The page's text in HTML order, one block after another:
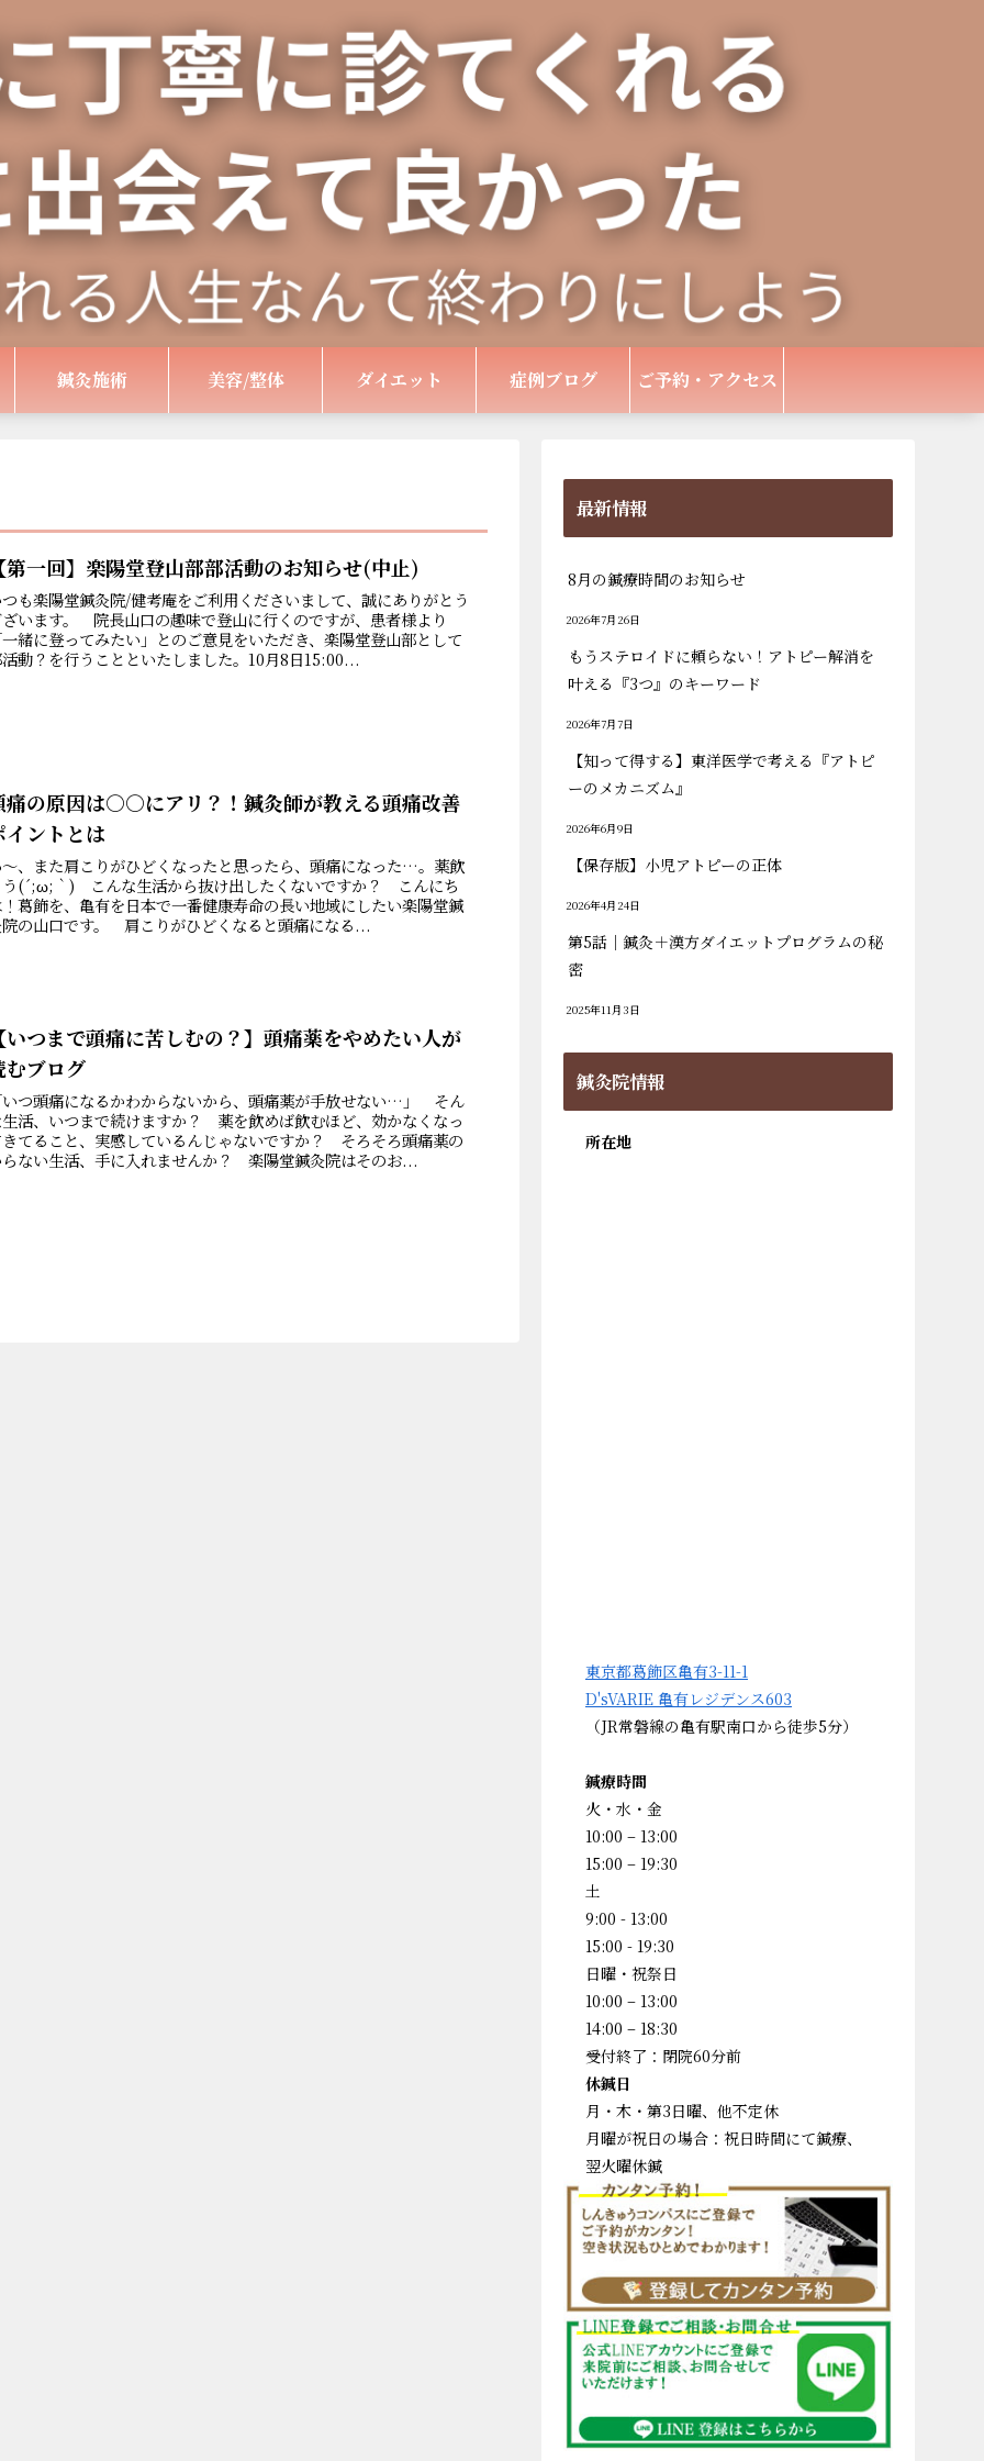
鍼灸施術 美容/整体 ダイエット 症例ブログ ご予約・アクセス
第一回】楽陽堂登山部部活動のお知らせ(中止)
も楽陽堂鍼灸院/健考庵をご利用くださいまして、誠にありがとう
います。 院長山口の趣味で登山に行くのですが、患者様より
緒に登ってみたい」とのご意見をいただき、楽陽堂登山部として
動？を行うことといたしました。10月8日15:00...
痛の原因は○○にアリ？！鍼灸師が教える頭痛改善
イントとは
、また肩こりがひどくなったと思ったら、頭痛になった…。薬飲
(´;ω;｀) こんな生活から抜け出したくないですか？ こんにち
葛飾を、亀有を日本で一番健康寿命の長い地域にしたい楽陽堂鍼
の山口です。 肩こりがひどくなると頭痛になる...
いつまで頭痛に苦しむの？】頭痛薬をやめたい人が
むブログ
つ頭痛になるかわからないから、頭痛薬が手放せない…」 そん
活、いつまで続けますか？ 薬を飲めば飲むほど、効かなくなっ
てること、実感しているんじゃないですか？ そろそろ頭痛薬の
ない生活、手に入れませんか？ 楽陽堂鍼灸院はそのお...
最新情報
8月の鍼療時間のお知らせ
2026年7月26日
もうステロイドに頼らない！アトピー解消を
叶える『3つ』のキーワード
2026年7月7日
【知って得する】東洋医学で考える『アトピ
ーのメカニズム』
2026年6月9日
【保存版】小児アトピーの正体
2026年4月24日
第5話｜鍼灸＋漢方ダイエットプログラムの秘
密
2025年11月3日
鍼灸院情報
所在地
東京都葛飾区亀有3-11-1
D'sVARIE 亀有レジデンス603
（JR常磐線の亀有駅南口から徒歩5分）
鍼療時間
火・水・金
10:00 – 13:00
15:00 – 19:30
土
9:00 - 13:00
15:00 - 19:30
日曜・祝祭日
10:00 – 13:00
14:00 – 18:30
受付終了：閉院60分前
休鍼日
月・木・第3日曜、他不定休
月曜が祝日の場合：祝日時間にて鍼療、
翌火曜休鍼